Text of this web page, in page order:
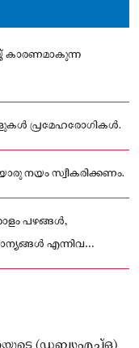
കാരണമാകുന്ന
പ്രമേഹരോഗികൾ.
നയം സ്വീകരിക്കണം.
പഴങ്ങൾ,
എന്നിവ